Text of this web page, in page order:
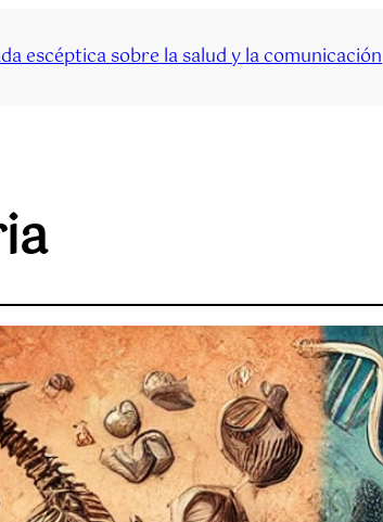
escéptica sobre la salud y la comunicación